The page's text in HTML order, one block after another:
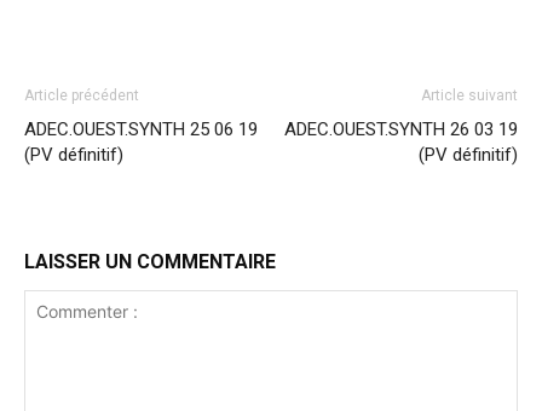
Article précédent
ADEC.OUEST.SYNTH 25 06 19
(PV définitif)
Article suivant
ADEC.OUEST.SYNTH 26 03 19
(PV définitif)
LAISSER UN COMMENTAIRE